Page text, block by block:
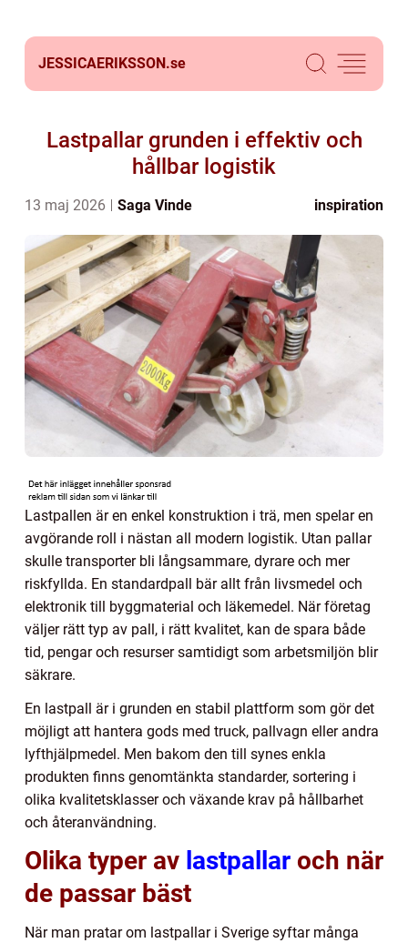
JESSICAERIKSSON.se
Lastpallar grunden i effektiv och
hållbar logistik
13 maj 2026 Saga Vinde inspiration
Lastpallen är en enkel konstruktion i trä, men spelar en
avgörande roll i nästan all modern logistik. Utan pallar
skulle transporter bli långsammare, dyrare och mer
riskfyllda. En standardpall bär allt från livsmedel och
elektronik till byggmaterial och läkemedel. När företag
väljer rätt typ av pall, i rätt kvalitet, kan de spara både
tid, pengar och resurser samtidigt som arbetsmiljön blir
säkrare.
En lastpall är i grunden en stabil plattform som gör det
möjligt att hantera gods med truck, pallvagn eller andra
lyfthjälpmedel. Men bakom den till synes enkla
produkten finns genomtänkta standarder, sortering i
olika kvalitetsklasser och växande krav på hållbarhet
och återanvändning.
Olika typer av lastpallar och när
de passar bäst
När man pratar om lastpallar i Sverige syftar många